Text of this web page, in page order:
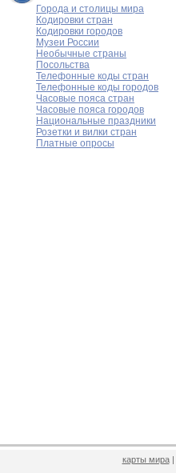
Города и столицы мира
Кодировки стран
Кодировки городов
Музеи России
Необычные страны
Посольства
Телефонные коды стран
Телефонные коды городов
Часовые пояса стран
Часовые пояса городов
Национальные праздники
Розетки и вилки стран
Платные опросы
карты мира|